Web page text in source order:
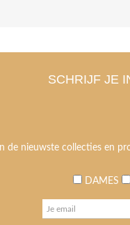
SCHRIJF JE
de nieuwste collecties en
DAMES